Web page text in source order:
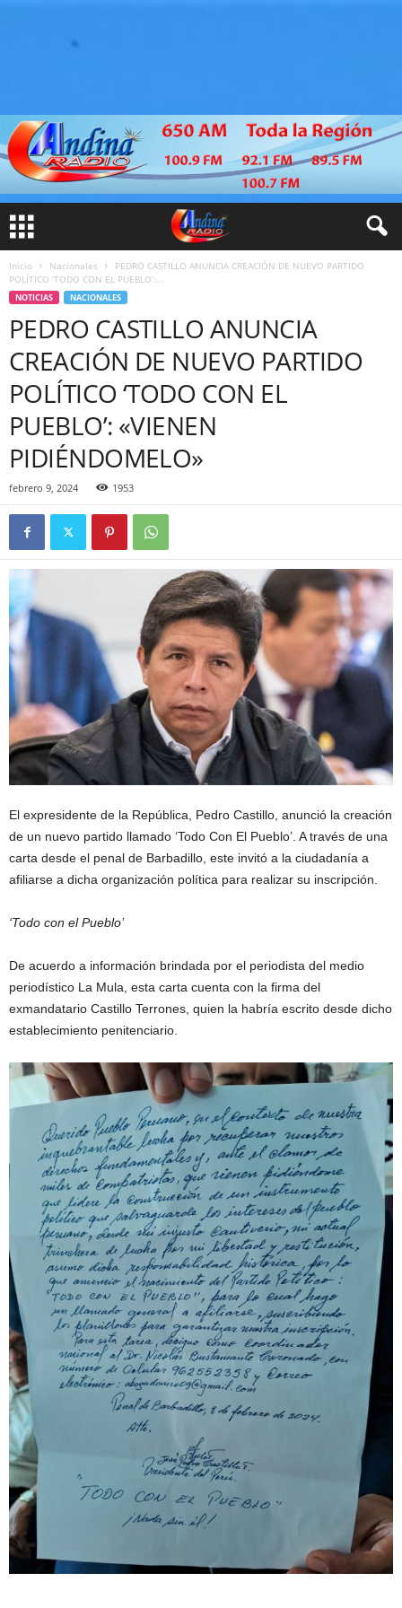
Inicio Nacionales
PEDRO CASTILLO ANUNCIA CREACIÓN DE NUEVO PARTIDO
POLÍTICO ‘TODO CON EL PUEBLO’:...
NOTICIAS NACIONALES
PEDRO CASTILLO ANUNCIA
CREACIÓN DE NUEVO PARTIDO
POLÍTICO ‘TODO CON EL
PUEBLO’: «VIENEN
PIDIÉNDOMELO»
febrero 9, 2024 1953
El expresidente de la República, Pedro Castillo, anunció la creación
de un nuevo partido llamado ‘Todo Con El Pueblo’. A través de una
carta desde el penal de Barbadillo, este invitó a la ciudadanía a
afiliarse a dicha organización política para realizar su inscripción.
‘Todo con el Pueblo’
De acuerdo a información brindada por el periodista del medio
periodístico La Mula, esta carta cuenta con la firma del
exmandatario Castillo Terrones, quien la habría escrito desde dicho
establecimiento penitenciario.